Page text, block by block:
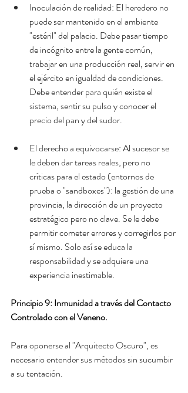
Inoculación de realidad: El heredero no
puede ser mantenido en el ambiente
"estéril" del palacio. Debe pasar tiempo
de incógnito entre la gente común,
trabajar en una producción real, servir en
el ejército en igualdad de condiciones.
Debe entender para quién existe el
sistema, sentir su pulso y conocer el
precio del pan y del sudor.
El derecho a equivocarse: Al sucesor se
le deben dar tareas reales, pero no
críticas para el estado (entornos de
prueba o "sandboxes"): la gestión de una
provincia, la dirección de un proyecto
estratégico pero no clave. Se le debe
permitir cometer errores y corregirlos por
sí mismo. Solo así se educa la
responsabilidad y se adquiere una
experiencia inestimable.
Principio 9: Inmunidad a través del Contacto
Controlado con el Veneno.
Para oponerse al "Arquitecto Oscuro", es
necesario entender sus métodos sin sucumbir
a su tentación.